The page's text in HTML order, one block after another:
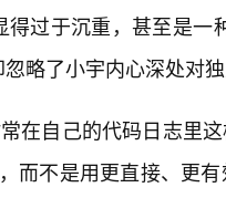
过于沉重，甚至是一
略了小宇内心深处对
在自己的代码日志里
而不是用更直接、更